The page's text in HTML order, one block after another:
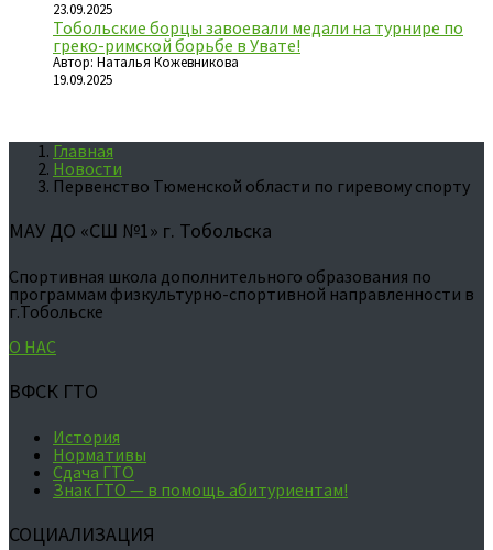
23.09.2025
Тобольские борцы завоевали медали на турнире по
греко-римской борьбе в Увате!
Автор: Наталья Кожевникова
19.09.2025
Главная
Новости
Первенство Тюменской области по гиревому спорту
МАУ ДО «СШ №1» г. Тобольска
Спортивная школа дополнительного образования по
программам физкультурно-спортивной направленности в
г.Тобольске
О НАС
ВФСК ГТО
История
Нормативы
Сдача ГТО
Знак ГТО — в помощь абитуриентам!
СОЦИАЛИЗАЦИЯ